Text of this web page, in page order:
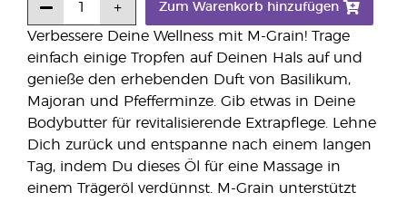
Verbessere Deine Wellness mit M-Grain! Trage
einfach einige Tropfen auf Deinen Hals auf und
genieße den erhebenden Duft von Basilikum,
Majoran und Pfefferminze. Gib etwas in Deine
Bodybutter für revitalisierende Extrapflege. Lehne
Dich zurück und entspanne nach einem langen
Tag, indem Du dieses Öl für eine Massage in
einem Trägeröl verdünnst. M-Grain unterstützt
Zum Warenkorb hinzufügen